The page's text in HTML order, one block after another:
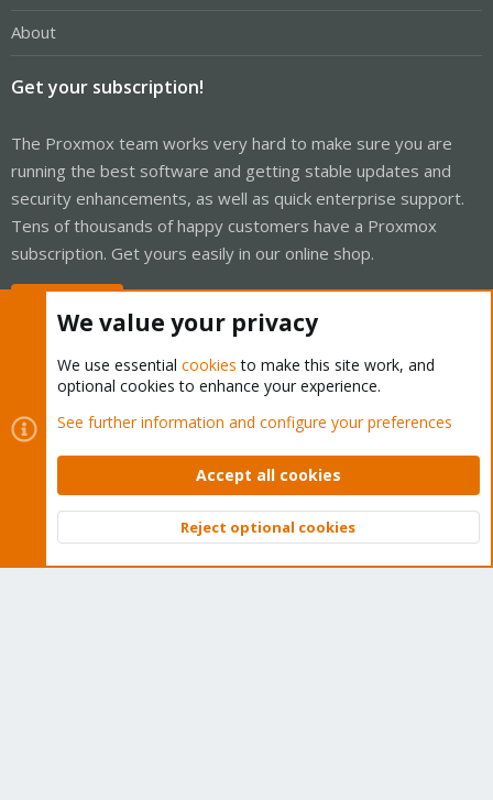
About
Get your subscription!
The Proxmox team works very hard to make sure you are
running the best software and getting stable updates and
security enhancements, as well as quick enterprise support.
Tens of thousands of happy customers have a Proxmox
subscription. Get yours easily in our online shop.
Cookies
Proxmox Support Forum - Light Mode
Contact us
Terms and rules Privacy policy Help Home
Community platform by XenForo © 2010-2026 XenForo Ltd.
Top
We value your privacy
We use essential cookies to make this site work, and
optional cookies to enhance your experience.
See further information and configure your preferences
Accept all cookies
Reject optional cookies